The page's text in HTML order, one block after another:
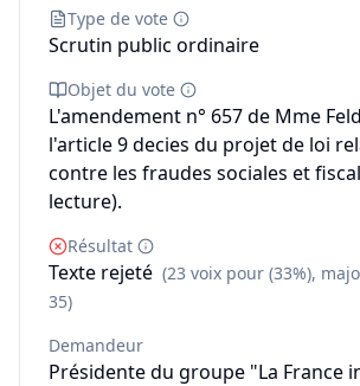
Type de vote
Scrutin public ordinaire
Objet du vote
L'amendement n° 657 de Mme
l'article 9 decies du projet de loi
contre les fraudes sociales et
lecture).
Résultat
Texte rejeté (23 voix pour (33%),
35)
Demandeur
Présidente du groupe "La France